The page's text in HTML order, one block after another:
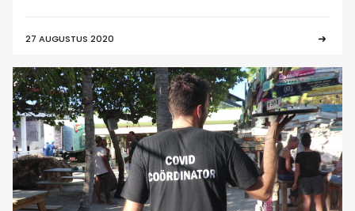
27 AUGUSTUS 2020